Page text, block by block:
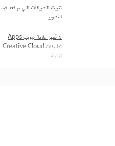
تثبيت التطبيقات التي لم تعد قيد
التطوير
لا تُظهر علامة تبويب Apps
تطبيقات Creative Cloud
المثبتة